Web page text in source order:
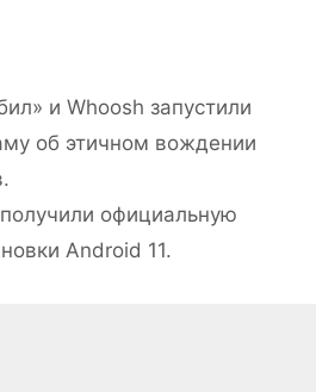
и Whoosh запустили
об этичном вождении
официальную
Android 11.